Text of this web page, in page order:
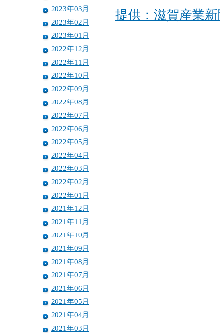
2023年03月
2023年02月
2023年01月
2022年12月
2022年11月
2022年10月
2022年09月
2022年08月
2022年07月
2022年06月
2022年05月
2022年04月
2022年03月
2022年02月
2022年01月
2021年12月
2021年11月
2021年10月
2021年09月
2021年08月
2021年07月
2021年06月
2021年05月
2021年04月
2021年03月
提供：滋賀産業